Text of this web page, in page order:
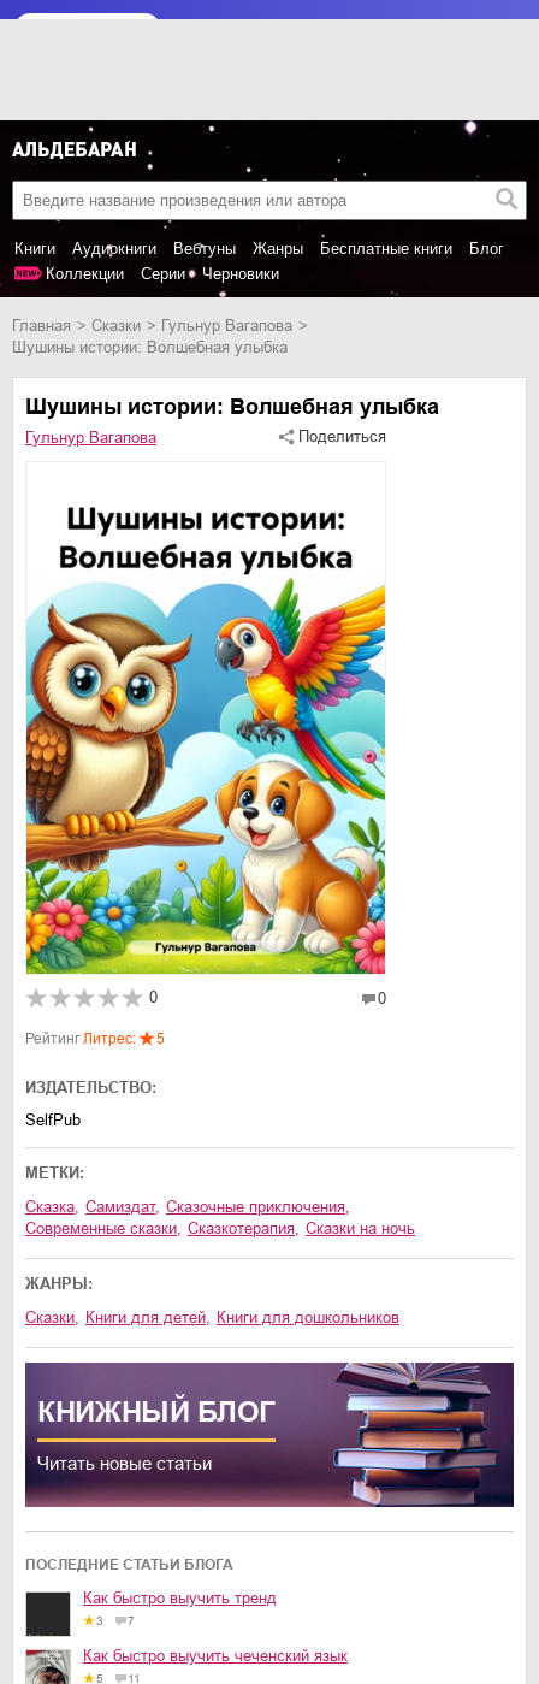
Книги Аудиокниги Вебтуны Жанры Бесплатные книги
Блог
Коллекции
Серии Черновики
Главная сказки
Гульнур Вагапова
Шушины истории: Волшебная улыбка
Шушины истории: Волшебная улыбка
Гульнур Вагапова Поделиться
0 0
РейтингЛитрес: 5
ИЗДАТЕЛЬСТВО:
SelfPub
МЕТКИ:
сказка, Самиздат, сказочные приключения,
современные сказки, сказкотерапия, сказки на ночь
ЖАНРЫ:
сказки, книги для детей, книги для дошкольников
КНИЖНЫЙ БЛОГ
Читать новые статьи
ПОСЛЕДНИЕ СТАТЬИ БЛОГА
Как быстро выучить тренд
3 7
Как быстро выучить чеченский язык
5 11